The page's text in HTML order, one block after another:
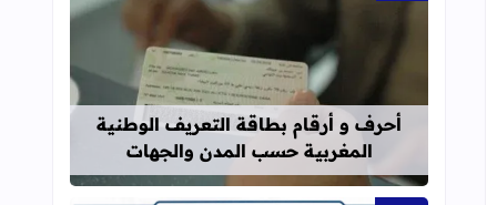
قراءة المزيد عن أحرف و أرقام
أحرف و أرقام بطاقة التعريف الوطنية
المغربية حسب المدن والجهات